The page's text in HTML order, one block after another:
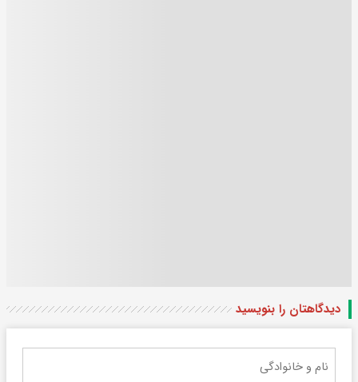
دیدگاهتان را بنویسید